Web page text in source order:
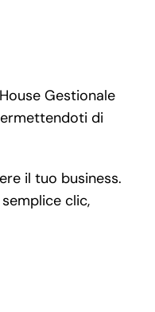
Gestionale
di
il tuo business.
clic,